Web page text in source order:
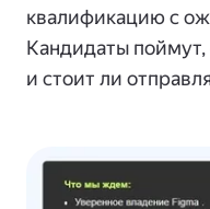
квалификацию с
Кандидаты
и стоит ли